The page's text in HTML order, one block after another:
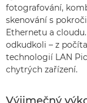
fotografování,
skenování s
Ethernetu a
odkudkoli – z
technologií LAN
chytrých zařízení.